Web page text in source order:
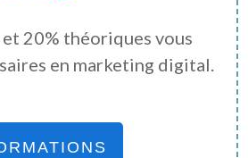
20% théoriques vous
en marketing digital.